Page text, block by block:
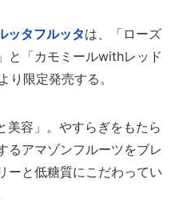
ッタフルッタは、「ローズ
と「カモミールwithレッド
り限定発売する。
容」。やすらぎをもたら
るアマゾンフルーツをブレ
ーと低糖質にこだわってい